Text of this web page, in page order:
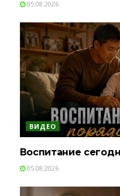
05.08.2026
ВИДЕО
Воспитание
05.08.2026